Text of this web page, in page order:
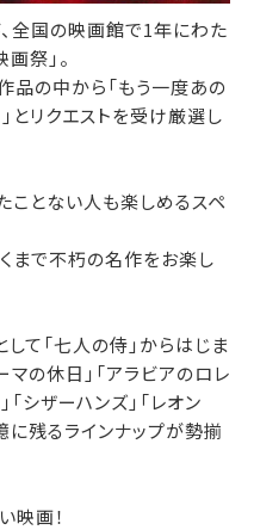
全国の映画館で1年にわた
祭」。
の中から「もう一度あの
とリクエストを受け厳選し
ことない人も楽しめるスペ
まで不朽の名作をお楽し
て「七人の侍」からはじま
マの休日」「アラビアのロレ
シザーハンズ」「レオン
に残るラインナップが勢揃
映画！